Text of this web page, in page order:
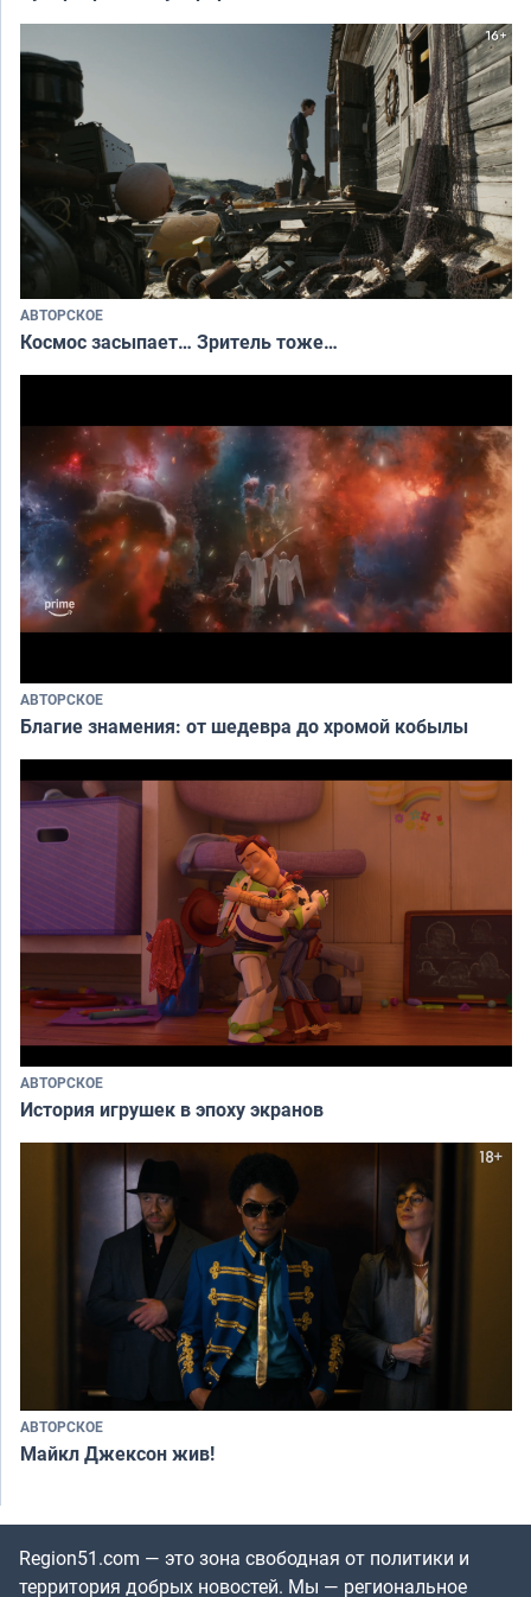
АВТОРСКОЕ
Космос засыпает… Зритель тоже…
АВТОРСКОЕ
Благие знамения: от шедевра до хромой кобылы
АВТОРСКОЕ
История игрушек в эпоху экранов
АВТОРСКОЕ
Майкл Джексон жив!
Region51.com — это зона свободная от политики и
территория добрых новостей. Мы — региональное